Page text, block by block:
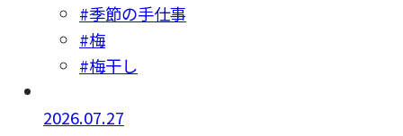
#季節の手仕事
#梅
#梅干し
2026.07.27